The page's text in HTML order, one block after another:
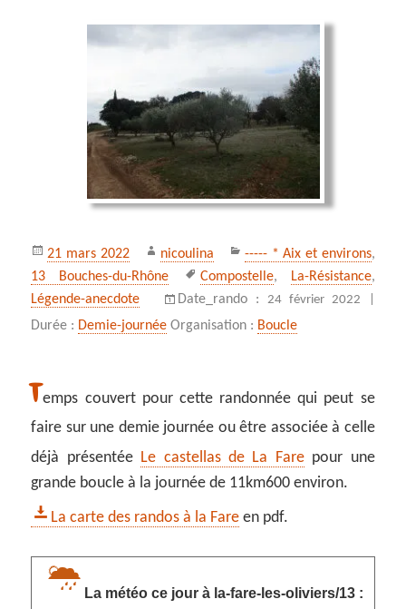
Publié
le
21 mars 2022 Auteur
nicoulina Catégories
----- * Aix et environs,
13 Bouches-du-Rhône
Mots-
clés
Compostelle, La-Résistance,
Légende-anecdote
Date_rando :24 février 2022 |
Durée : Demie-journée Organisation : Boucle
Temps couvert pour cette randonnée qui peut se
faire sur une demie journée ou être associée à celle
déjà présentée Le castellas de La Farepour une
grande boucle à la journée de 11km600 environ.
La carte des randos à la Fare en pdf.
La météo ce jour à la-fare-les-oliviers/13 :